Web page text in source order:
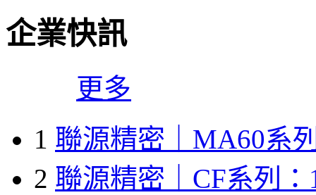
企業快訊
更多
1 聯源精密｜MA60系
2 聯源精密｜CF系列：